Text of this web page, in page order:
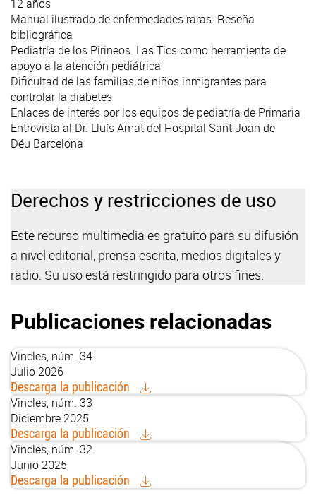
12 años
Manual ilustrado de enfermedades raras. Reseña
bibliográfica
Pediatría de los Pirineos. Las Tics como herramienta de
apoyo a la atención pediátrica
Dificultad de las familias de niños inmigrantes para
controlar la diabetes
Enlaces de interés por los equipos de pediatría de Primaria
Entrevista al Dr. Lluís Amat del Hospital Sant Joan de
Déu Barcelona
Derechos y restricciones de uso
Este recurso multimedia es gratuito para su difusión
a nivel editorial, prensa escrita, medios digitales y
radio. Su uso está restringido para otros fines.
Publicaciones relacionadas
Vincles, núm. 34
Julio 2026
Descarga la publicación
Vincles, núm. 33
Diciembre 2025
Descarga la publicación
Vincles, núm. 32
Junio 2025
Descarga la publicación